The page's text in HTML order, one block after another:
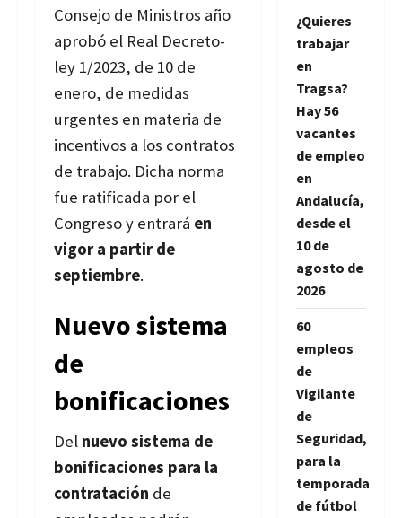
Consejo de Ministros año
aprobó el Real Decreto-
ley 1/2023, de 10 de
enero, de medidas
urgentes en materia de
incentivos a los contratos
de trabajo. Dicha norma
fue ratificada por el
Congreso y entrará en
vigor a partir de
septiembre.
Nuevo sistema
de
bonificaciones
Del nuevo sistema de
bonificaciones para la
contratación de
¿Quieres
trabajar
en
Tragsa?
Hay 56
vacantes
de empleo
en
Andalucía,
desde el
10 de
agosto de
2026
60
empleos
de
Vigilante
de
Seguridad,
para la
temporada
de fútbol